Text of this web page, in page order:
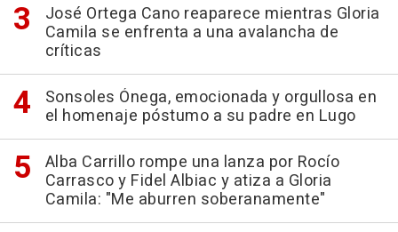
José Ortega Cano reaparece mientras Gloria
Camila se enfrenta a una avalancha de
críticas
Sonsoles Ónega, emocionada y orgullosa en
el homenaje póstumo a su padre en Lugo
Alba Carrillo rompe una lanza por Rocío
Carrasco y Fidel Albiac y atiza a Gloria
Camila: "Me aburren soberanamente"